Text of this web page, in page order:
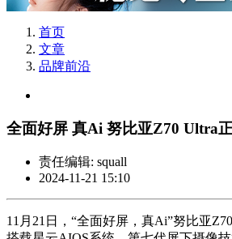
首页
文章
品牌前沿
全面好屏 真Ai 努比亚Z70 Ultra
责任编辑: squall
2024-11-21 15:10
11月21日，“全面好屏，真Ai”努比亚